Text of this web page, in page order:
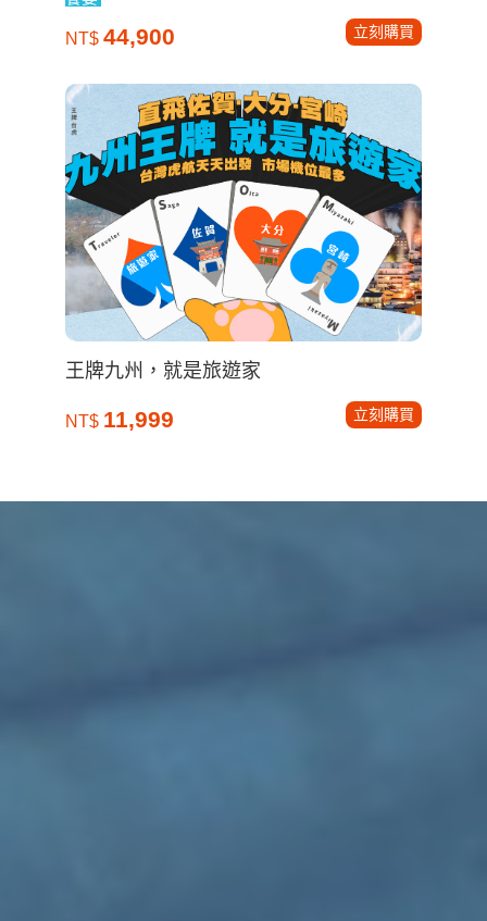
NT$ 44,900 立刻購買
王牌九州，就是旅遊家
NT$ 11,999 立刻購買